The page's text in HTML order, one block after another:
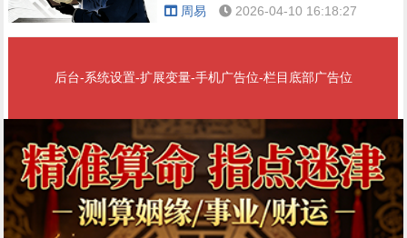
周易 2026-04-10 16:18:27
后台-系统设置-扩展变量-手机广告位-栏目底部广告位